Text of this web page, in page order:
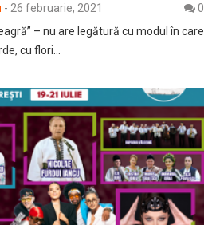
- 26 februarie, 2021
0
– nu are legătură cu modul în care
cu flori…